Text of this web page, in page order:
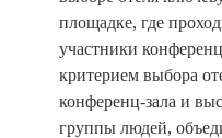
площадке, где
участники
критерием выбора
конференц-зала и
группы людей,